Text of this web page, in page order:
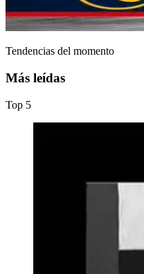
Tendencias del momento
Más leídas
Top 5